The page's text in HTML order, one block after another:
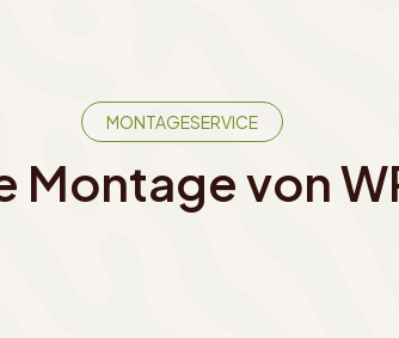
MONTAGESERVICE
Montage von